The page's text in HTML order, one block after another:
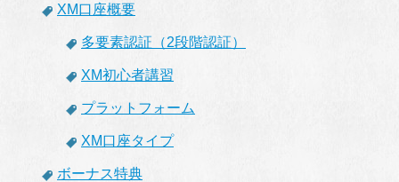
XM口座概要
多要素認証（2段階認証）
XM初心者講習
プラットフォーム
XM口座タイプ
ボーナス特典